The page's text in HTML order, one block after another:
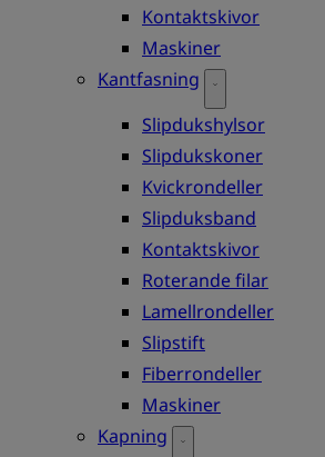
Kontaktskivor
Maskiner
Kantfasning
Slipdukshylsor
Slipdukskoner
Kvickrondeller
Slipduksband
Kontaktskivor
Roterande filar
Lamellrondeller
Slipstift
Fiberrondeller
Maskiner
Kapning